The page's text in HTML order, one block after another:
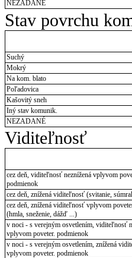
NEZADANÉ
Stav povrchu
Suchý
Mokrý
Na kom. blato
Poľadovica
Kašovitý sneh
Iný stav komunik.
NEZADANÉ
Viditeľnosť
cez deň, viditeľnosť neznížená vplyvom
podmienok
cez deň, znížená viditeľnosť (svitanie,
cez deň, znížená viditeľnosť vplyvom
(hmla, sneženie, dážď ...)
v noci - s verejným osvetlením, viditeľnosť
vplyvom poveter. podmienok
v noci - s verejným osvetlením, znížená
vplyvom poveter. podmienok